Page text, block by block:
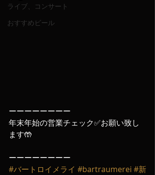
ライブ、コンサート
おすすめビール
ーーーーーーーー
年末年始の営業チェック✅お願い致し
ます🤲
ーーーーーーーー
#バートロイメライ #bartraumerei #新